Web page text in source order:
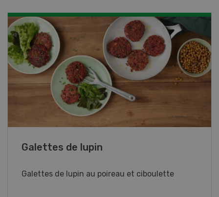
Rouleaux de printemps
Rouleaux de printemps aux poulet